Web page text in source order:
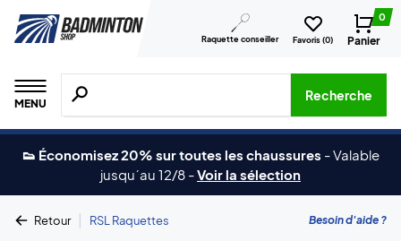
Raquette conseiller Favoris (0)
0
Panier
MENU
Recherche de produits, de marques, etc.
Recherche
👟 Économisez 20% sur toutes les chaussures -Valable
jusqu´au 12/8 -Voir la sélection
Retour | RSL Raquettes Besoin d'aide ?